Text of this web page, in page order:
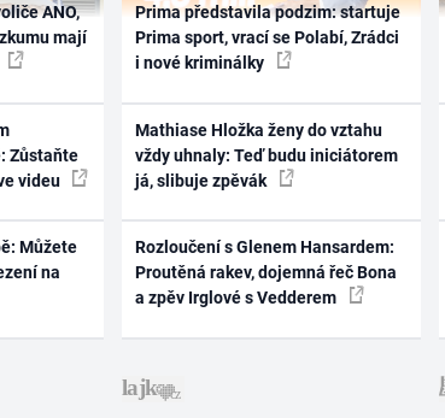
ANO,
mají
Zůstaňte
videu
Můžete
na
Prima představila podzim: startuje
Prima sport, vrací se Polabí, Zrádci
i nové kriminálky
Mathiase Hložka ženy do vztahu
vždy uhnaly: Teď budu iniciátorem
já, slibuje zpěvák
Rozloučení s Glenem Hansardem:
Proutěná rakev, dojemná řeč Bona
a zpěv Irglové s Vedderem